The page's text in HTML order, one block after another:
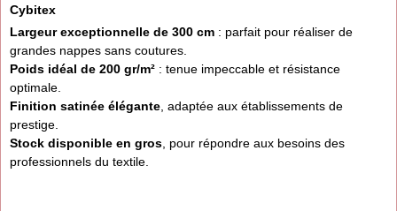
Cybitex
Largeur exceptionnelle de 300 cm : parfait pour réaliser de
grandes nappes sans coutures.
Poids idéal de 200 gr/m² : tenue impeccable et résistance
optimale.
Finition satinée élégante , adaptée aux établissements de
prestige.
Stock disponible en gros , pour répondre aux besoins des
professionnels du textile.